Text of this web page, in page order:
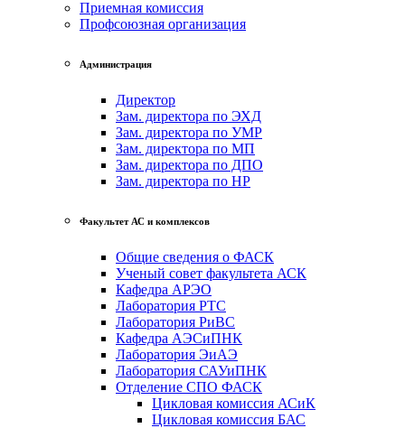
Приемная комиссия
Профсоюзная организация
Администрация
Директор
Зам. директора по ЭХД
Зам. директора по УМР
Зам. директора по МП
Зам. директора по ДПО
Зам. директора по НР
Факультет АС и комплексов
Общие сведения о ФАСК
Ученый совет факультета АСК
Кафедра АРЭО
Лаборатория РТС
Лаборатория РиВС
Кафедра АЭСиПНК
Лаборатория ЭиАЭ
Лаборатория САУиПНК
Отделение СПО ФАСК
Цикловая комиссия АСиК
Цикловая комиссия БАС